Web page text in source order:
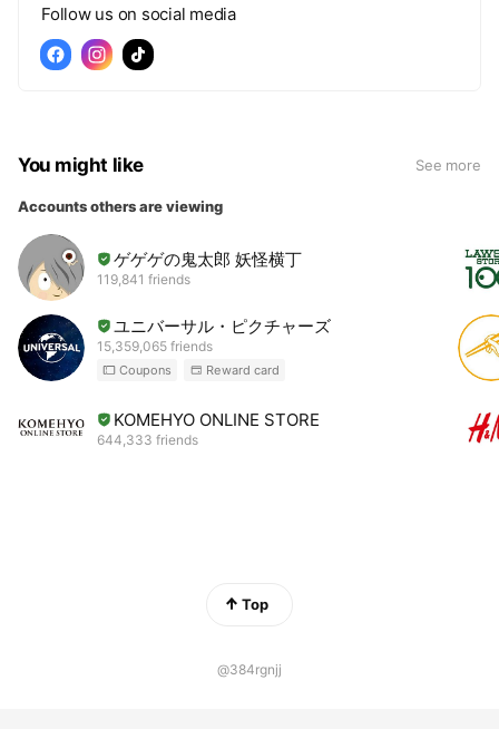
Follow us on social media
You might like See more
Accounts others are viewing
ゲゲゲの鬼太郎 妖怪横丁
119,841 friends
ユニバーサル・ピクチャーズ
15,359,065 friends
Coupons Reward card
KOMEHYO ONLINE STORE
644,333 friends
Top
@384rgnjj